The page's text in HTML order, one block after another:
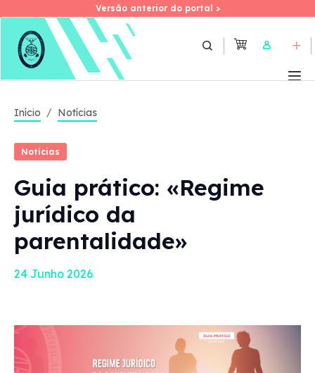
Skip
Versão anterior do portal >
Versão anterior do portal >
User
Início Notícias
Notícias
Guia prático: «Regime
jurídico da
parentalidade»
24 Junho 2026